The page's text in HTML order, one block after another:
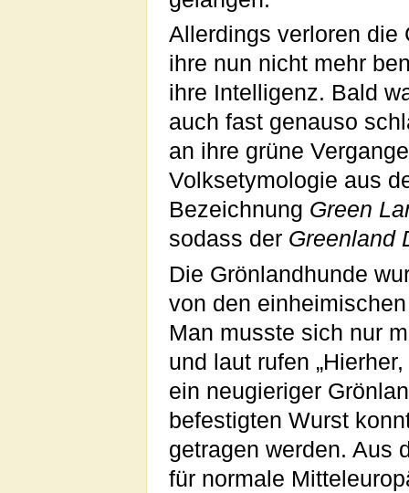
Allerdings verloren die
ihre nun nicht mehr
ihre Intelligenz. Bald
auch fast genauso
an ihre grüne
Volksetymologie aus
Bezeichnung Green
sodass der Greenland
Die Grönlandhunde
von den
Man musste sich nur
und laut rufen
ein neugieriger
befestigten Wurst
getragen werden. Aus
für normale